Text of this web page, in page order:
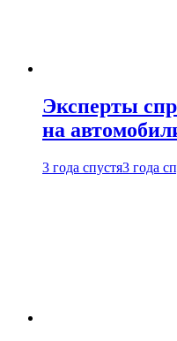
Эксперты
на
3 года спустя3 года